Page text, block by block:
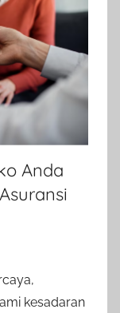
Anda
kesadaran